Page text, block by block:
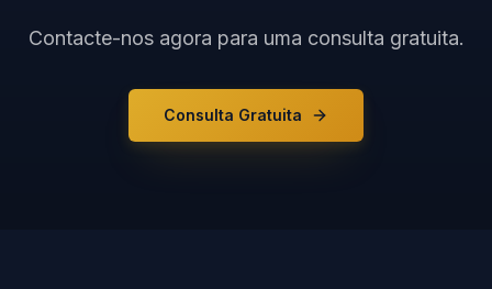
Contacte-nos agora para uma consulta gratuita.
Consulta Gratuita